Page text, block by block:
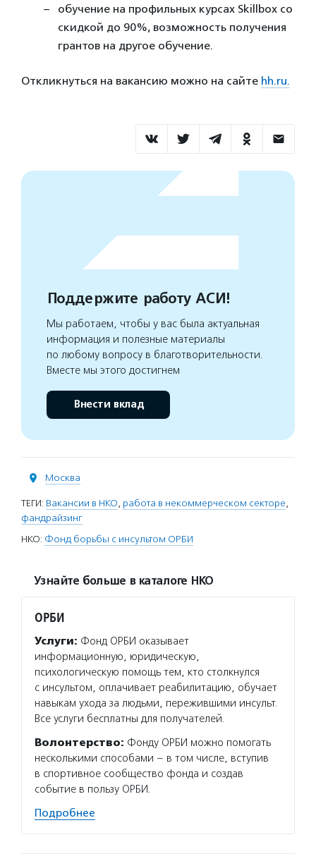
обучение на профильных курсах Skillbox со
скидкой до 90%, возможность получения
грантов на другое обучение.
Откликнуться на вакансию можно на сайте hh.ru.
Поддержите работу АСИ!
Мы работаем, чтобы у вас была актуальная
информация и полезные материалы
по любому вопросу в благотворительности.
Вместе мы этого достигнем
Внести вклад
Москва
ТЕГИ: Вакансии в НКО, работа в некоммерческом секторе,
фандрайзинг
НКО: Фонд борьбы с инсультом ОРБИ
Узнайте больше в каталоге НКО
ОРБИ
Услуги: Фонд ОРБИ оказывает
информационную, юридическую,
психологическую помощь тем, кто столкнулся
с инсультом, оплачивает реабилитацию, обучает
навыкам ухода за людьми, пережившими инсульт.
Все услуги бесплатны для получателей.
Волонтерство: Фонду ОРБИ можно помогать
несколькими способами – в том числе, вступив
в спортивное сообщество фонда и создав
событие в пользу ОРБИ.
Подробнее